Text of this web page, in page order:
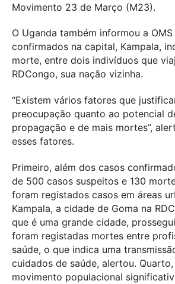
Movimento 23 de Março (M23).
O Uganda também informou a
confirmados na capital, Kampala,
morte, entre dois indivíduos que
RDCongo, sua nação vizinha.
“Existem vários fatores que
preocupação quanto ao potencial
propagação e de mais mortes”,
esses fatores.
Primeiro, além dos casos
de 500 casos suspeitos e 130
foram registados casos em áreas
Kampala, a cidade de Goma na
que é uma grande cidade,
foram registadas mortes entre
saúde, o que indica uma
cuidados de saúde, alertou.
movimento populacional